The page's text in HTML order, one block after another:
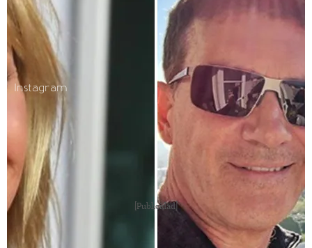
Instagram
[Publicidad]